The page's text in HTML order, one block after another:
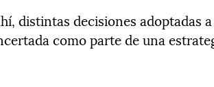
distintas decisiones adoptadas
como parte de una